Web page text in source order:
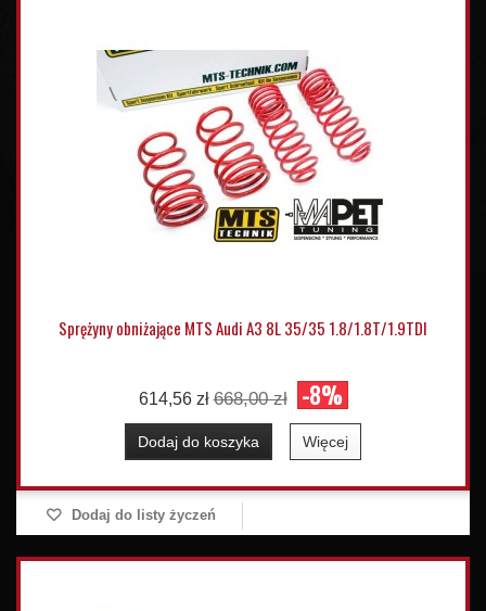
Sprężyny obniżające MTS Audi A3 8L 35/35 1.8/1.8T/1.9TDI
614,56 zł 668,00 zł -8%
Dodaj do koszyka Więcej
Dodaj do listy życzeń